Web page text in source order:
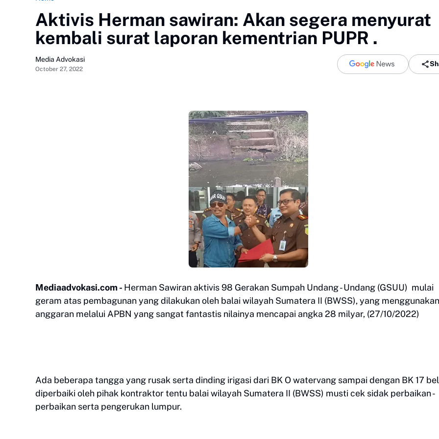
Aktivis Herman sawiran: Akan segera menyurat
kembali surat laporan kementrian PUPR .
Media Advokasi
October 27, 2022
Mediaadvokasi.com - Herman Sawiran aktivis 98 Gerakan Sumpah Undang - Undang (GSUU) mulai
geram atas pembagunan yang dilakukan oleh balai wilayah Sumatera II (BWSS), yang menggunakan
anggaran melalui APBN yang sangat fantastis nilainya mencapai angka 28 milyar, (27/10/2022)
Ada beberapa tangga yang rusak serta dinding irigasi dari BK O watervang sampai dengan BK 17
diperbaiki oleh pihak kontraktor tentu balai wilayah Sumatera II (BWSS) musti cek sidak perbaikan -
perbaikan serta pengerukan lumpur.